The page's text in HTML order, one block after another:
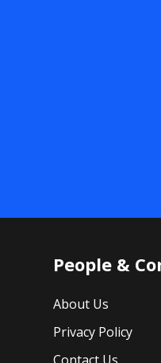
People &
About Us
Privacy Policy